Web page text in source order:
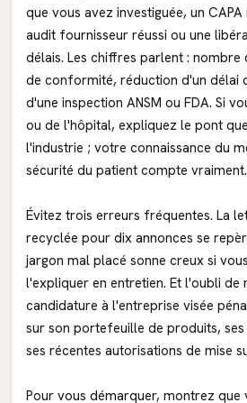
que vous avez investiguée, un
audit fournisseur réussi ou une
délais. Les chiffres parlent :
de conformité, réduction d'un délai
d'une inspection ANSM ou FDA. Si
ou de l'hôpital, expliquez le pont
l'industrie ; votre connaissance du
sécurité du patient compte vraiment.
Évitez trois erreurs fréquentes. La
recyclée pour dix annonces se
jargon mal placé sonne creux si
l'expliquer en entretien. Et l'oubli de
candidature à l'entreprise visée
sur son portefeuille de produits,
ses récentes autorisations de mise
Pour vous démarquer, montrez que